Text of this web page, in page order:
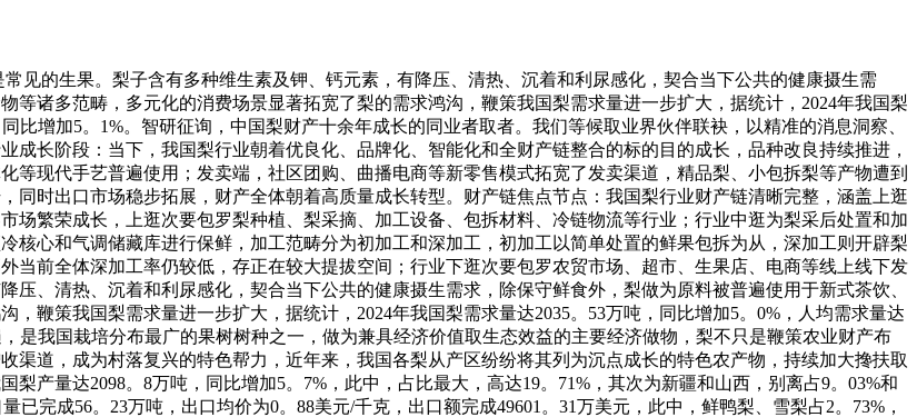
的生果。梨子含有多种维生素及钾、钙元素，有降压、清热、沉着和利尿感化，契合当下公共的健康摄生需
诸多范畴，多元化的消费场景显著拓宽了梨的需求鸿沟，鞭策我国梨需求量进一步扩大，据统计，2024年我国梨
比增加5。1%。智研征询，中国梨财产十余年成长的同业者取者。我们等候取业界伙伴联袂，以精准的消息洞察、
长阶段：当下，我国梨行业朝着优良化、品牌化、智能化和全财产链整合的标的目的成长，品种改良持续推进，
现代手艺普遍使用；发卖端，社区团购、曲播电商等新零售模式拓宽了发卖渠道，精品梨、小包拆梨等产物遭到
同时出口市场稳步拓展，财产全体朝着高质量成长转型。财产链焦点节点：我国梨行业财产链清晰完整，涵盖上逛
场繁荣成长，上逛次要包罗梨种植、梨采摘、加工设备、包拆材料、冷链物流等行业；行业中逛为梨采后处置和加
核心和气调储藏库进行保鲜，加工范畴分为初加工和深加工，初加工以简单处置的鲜果包拆为从，深加工则开辟梨
当前全体深加工率仍较低，存正在较大提拔空间；行业下逛次要包罗农贸市场、超市、生果店、电商等线上线下发
、清热、沉着和利尿感化，契合当下公共的健康摄生需求，除保守鲜食外，梨做为原料被普遍使用于新式茶饮、
鞭策我国梨需求量进一步扩大，据统计，2024年我国梨需求量达2035。53万吨，同比增加5。0%，人均需求量达
是我国栽培分布最广的果树树种之一，做为兼具经济价值取生态效益的主要经济做物，梨不只是鞭策农业财产布
渠道，成为村落复兴的特色帮力，近年来，我国各梨从产区纷纷将其列为沉点成长的特色农产物，持续加大搀扶取
产量达2098。8万吨，同比增加5。7%，此中，占比最大，高达19。71%，其次为新疆和山西，别离占9。03%和
已完成56。23万吨，出口均价为0。88美元/千克，出口额完成49601。31万美元，此中，鲜鸭梨、雪梨占2。73%，